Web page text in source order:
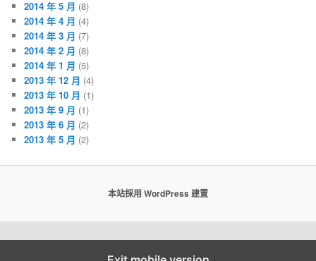
2014 年 5 月 (8)
2014 年 4 月 (4)
2014 年 3 月 (7)
2014 年 2 月 (8)
2014 年 1 月 (5)
2013 年 12 月 (4)
2013 年 10 月 (1)
2013 年 9 月 (1)
2013 年 6 月 (2)
2013 年 5 月 (2)
本站採用 WordPress 建置